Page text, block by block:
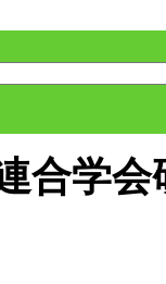
合学会